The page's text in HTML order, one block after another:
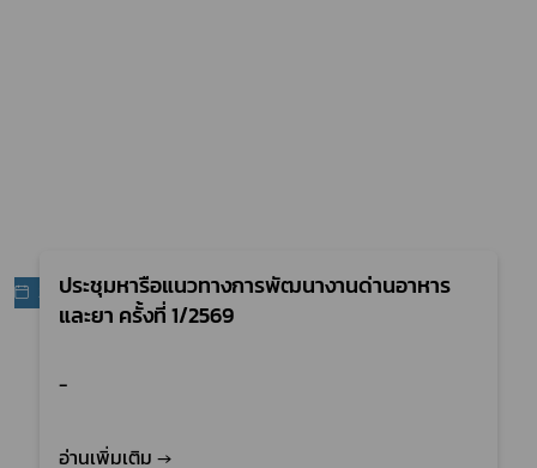
24 ก.พ. 69
ประชุมหารือแนวทางการพัฒนางานด่านอาหาร
และยา ครั้งที่ 1/2569
-
อ่านเพิ่มเติม →